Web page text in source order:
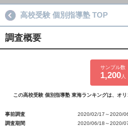
高校受験 個別指導塾 TOP
調査概要
サンプル数
1,200人
この高校受験 個別指導塾 東海ランキングは、オ
事前調査
2020/02/17～2020/
調査期間
2020/06/18～2020/